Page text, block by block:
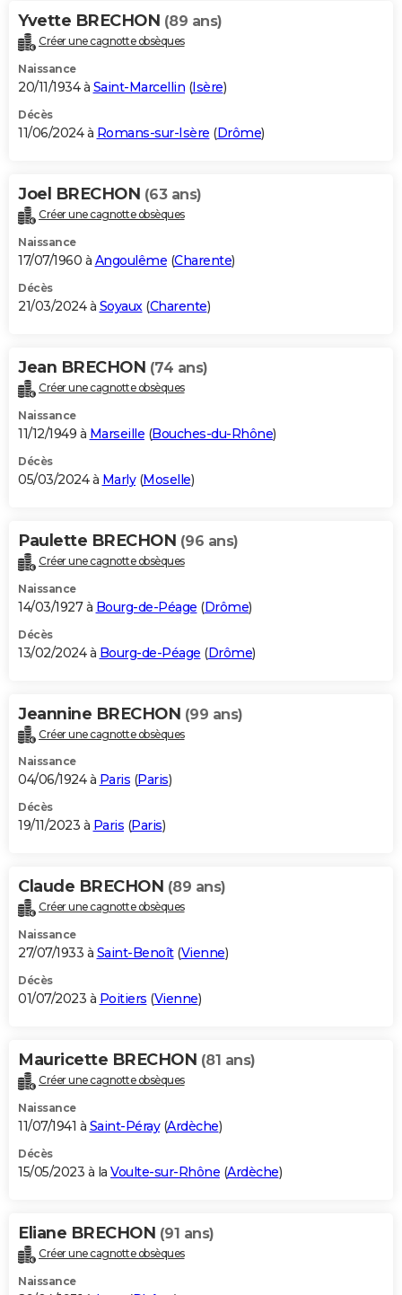
Yvette BRECHON (89 ans)
Créer une cagnotte obsèques
Naissance
20/11/1934 à Saint-Marcellin (Isère)
Décès
11/06/2024 à Romans-sur-Isère (Drôme)
Joel BRECHON (63 ans)
Créer une cagnotte obsèques
Naissance
17/07/1960 à Angoulême (Charente)
Décès
21/03/2024 à Soyaux(Charente)
Jean BRECHON (74 ans)
Créer une cagnotte obsèques
Naissance
11/12/1949 à Marseille (Bouches-du-Rhône)
Décès
05/03/2024 à Marly(Moselle)
Paulette BRECHON (96 ans)
Créer une cagnotte obsèques
Naissance
14/03/1927 à Bourg-de-Péage (Drôme)
Décès
13/02/2024 à Bourg-de-Péage (Drôme)
Jeannine BRECHON (99 ans)
Créer une cagnotte obsèques
Naissance
04/06/1924 à Paris (Paris)
Décès
19/11/2023 à Paris (Paris)
Claude BRECHON (89 ans)
Créer une cagnotte obsèques
Naissance
27/07/1933 à Saint-Benoît(Vienne)
Décès
01/07/2023 à Poitiers (Vienne)
Mauricette BRECHON (81 ans)
Créer une cagnotte obsèques
Naissance
11/07/1941 à Saint-Péray(Ardèche)
Décès
15/05/2023 à la Voulte-sur-Rhône (Ardèche)
Eliane BRECHON (91 ans)
Créer une cagnotte obsèques
Naissance